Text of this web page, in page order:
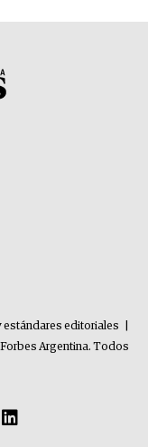
estándares editoriales
Argentina. Todos